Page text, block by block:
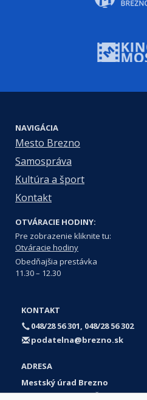
NAVIGÁCIA
Mesto Brezno
Samospráva
Kultúra a šport
Kontakt
OTVÁRACIE HODINY:
Pre zobrazenie kliknite tu:
Otváracie hodiny
Obedňajšia prestávka
11.30 – 12.30
KONTAKT
048/28 56 301, 048/28 56 302
podatelna@brezno.sk
ADRESA
Mestský úrad Brezno
Námestie gen. M. R. Štefánika 1